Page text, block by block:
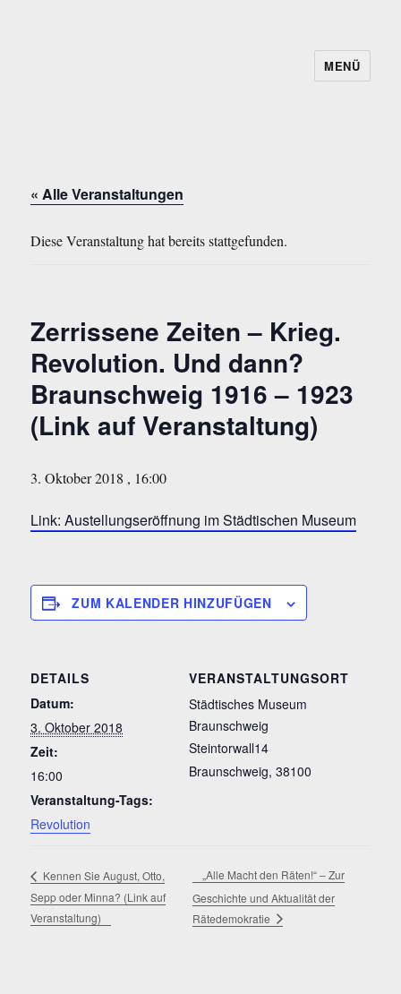
MENÜ
« Alle Veranstaltungen
Diese Veranstaltung hat bereits stattgefunden.
Zerrissene Zeiten – Krieg.
Revolution. Und dann?
Braunschweig 1916 – 1923
(Link auf Veranstaltung)
3. Oktober 2018 , 16:00
Link: Austellungseröffnung im Städtischen Museum
ZUM KALENDER HINZUFÜGEN
DETAILS
Datum:
3. Oktober 2018
Zeit:
16:00
Veranstaltung-Tags:
Revolution
VERANSTALTUNGSORT
Städtisches Museum
Braunschweig
Steintorwall14
Braunschweig, 38100
Kennen Sie August, Otto,
Sepp oder Minna? (Link auf
Veranstaltung)
„Alle Macht den Räten!“ – Zur
Geschichte und Aktualität der
Rätedemokratie